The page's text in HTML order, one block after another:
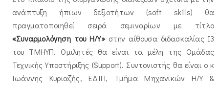
ανάπτυξη ήπιων δεξιοτήτων (soft skills) θα
πραγματοποιηθεί σειρά σεμιναρίων με τίτλο
«Συναρμολόγηση του Η/Υ» στην αίθουσα διδασκαλίας Ι3
του ΤΜΗΥΠ. Ομιλητές θα είναι τα μέλη της Ομάδας
Τεχνικής Υποστήριξης (Support). Συντονιστής θα είναι ο κ
Ιωάννης Κυριαζής, ΕΔΙΠ, Τμήμα Μηχανικών Η/Υ &